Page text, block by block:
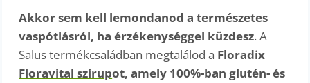
Akkor sem kell lemondanod a természetes
vaspótlásról, ha érzékenységgel küzdesz. A
Salus termékcsaládban megtalálod a Floradix
Floravital szirupot, amely 100%-ban glutén- és